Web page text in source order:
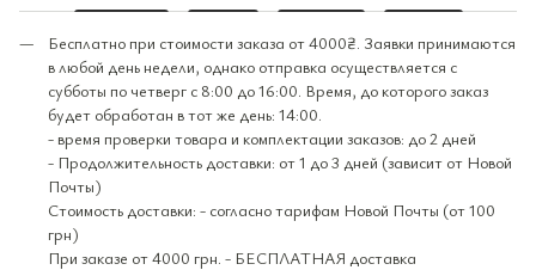
Бесплатно при стоимости заказа от 4000₴. Заявки принимаются
в любой день недели, однако отправка осуществляется с
субботы по четверг с 8:00 до 16:00. Время, до которого заказ
будет обработан в тот же день: 14:00.
- время проверки товара и комплектации заказов: до 2 дней
- Продолжительность доставки: от 1 до 3 дней (зависит от Новой
Почты)
Стоимость доставки: - согласно тарифам Новой Почты (от 100
грн)
При заказе от 4000 грн. - БЕСПЛАТНАЯ доставка